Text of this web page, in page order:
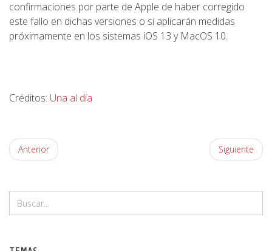
confirmaciones por parte de Apple de haber corregido
este fallo en dichas versiones o si aplicarán medidas
próximamente en los sistemas iOS 13 y MacOS 10.
Créditos: Una al día
Anterior Siguiente